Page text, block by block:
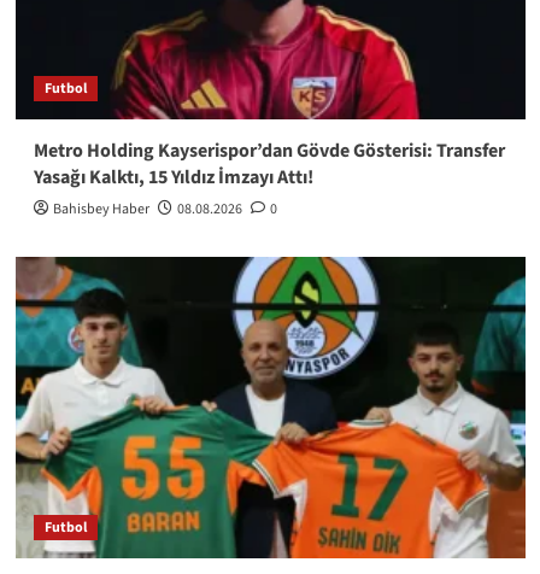
Futbol
Metro Holding Kayserispor’dan Gövde Gösterisi: Transfer
Yasağı Kalktı, 15 Yıldız İmzayı Attı!
Bahisbey Haber 08.08.2026 0
Futbol